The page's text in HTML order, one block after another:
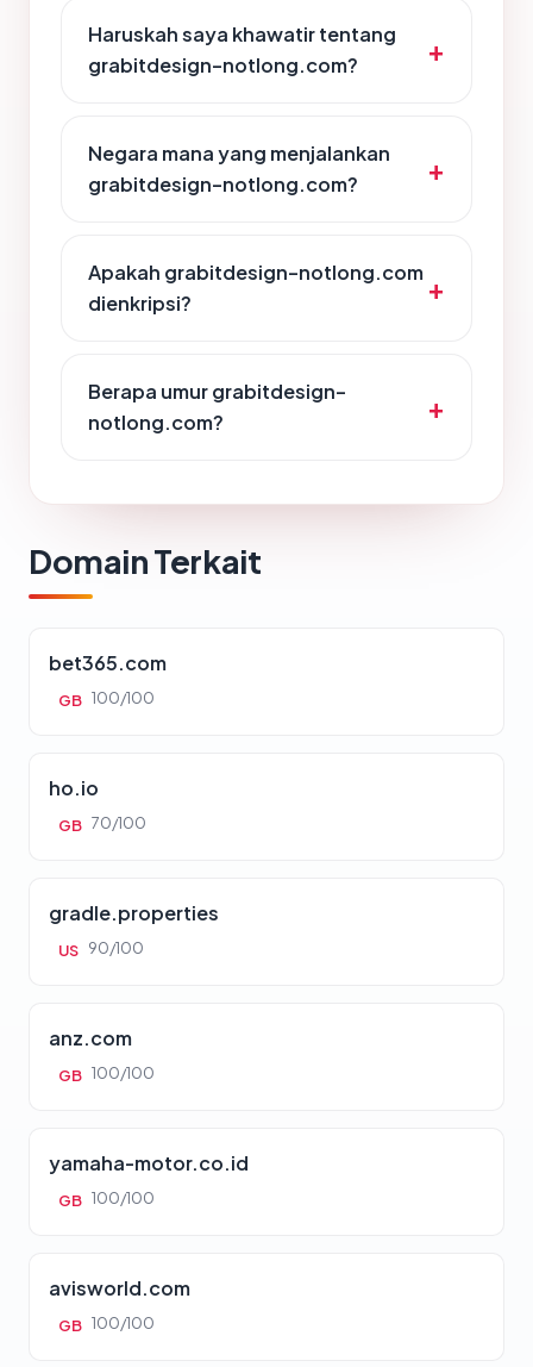
Haruskah saya khawatir tentang
grabitdesign-notlong.com?
Negara mana yang menjalankan
grabitdesign-notlong.com?
Apakah grabitdesign-notlong.com
dienkripsi?
Berapa umur grabitdesign-
notlong.com?
Domain Terkait
bet365.com
GB 100/100
ho.io
GB 70/100
gradle.properties
US 90/100
anz.com
GB 100/100
yamaha-motor.co.id
GB 100/100
avisworld.com
GB 100/100